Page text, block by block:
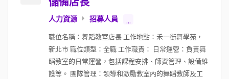
人力資源 招募人員 ...
職位名稱：舞蹈教室店長 工作地點：禾一街舞學苑，
新北市 職位類型：全職 工作職責： 日常運營：負責舞
蹈教室的日常運營，包括課程安排、師資管理、設備維
護等。 團隊管理：領導和激勵教室內的舞蹈教師及工